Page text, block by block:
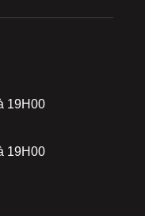
19H00
19H00